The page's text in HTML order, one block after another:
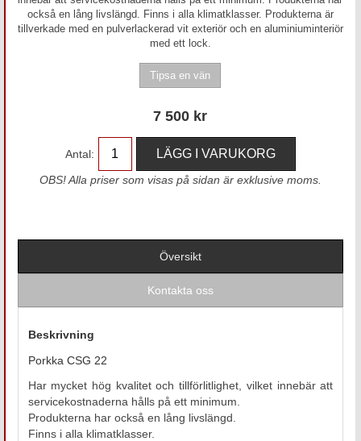
också en lång livslängd. Finns i alla klimatklasser. Produkterna är
tillverkade med en pulverlackerad vit exteriör och en aluminiuminteriör
med ett lock.
7 500 kr
Antal:
OBS! Alla priser som visas på sidan är exklusive moms.
Översikt
Kontakta oss
Beskrivning
Porkka CSG 22
Har mycket hög kvalitet och tillförlitlighet, vilket innebär att
servicekostnaderna hålls på ett minimum.
Produkterna har också en lång livslängd.
Finns i alla klimatklasser.